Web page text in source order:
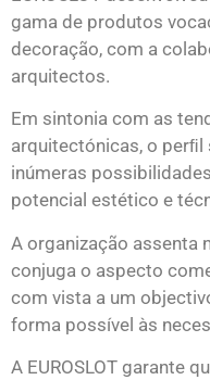
gama de produtos
decoração, com a
arquitectos.
Em sintonia com as
arquitectónicas, o perﬁl
inúmeras
potencial estético e
A organização assenta
conjuga o aspecto
com vista a um
forma possível às
A EUROSLOT garante